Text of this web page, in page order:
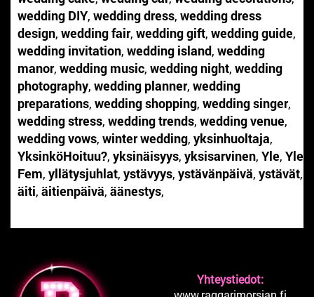
wedding DIY, wedding dress, wedding dress
design, wedding fair, wedding gift, wedding guide,
wedding invitation, wedding island, wedding
manor, wedding music, wedding night, wedding
photography, wedding planner, wedding
preparations, wedding shopping, wedding singer,
wedding stress, wedding trends, wedding venue,
wedding vows, winter wedding, yksinhuoltaja,
YksinköHoituu?, yksinäisyys, yksisarvinen, Yle, Yle
Fem, yllätysjuhlat, ystävyys, ystävänpäivä, ystävät,
äiti, äitienpäivä, äänestys,
Yhteystiedot: